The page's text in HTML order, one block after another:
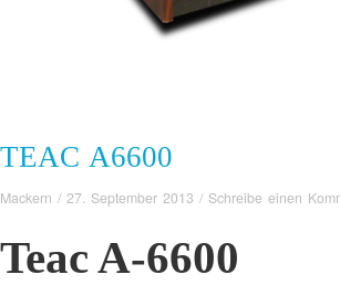
TEAC A6600
Mackern / 27. September 2013 / Schreibe einen
Teac A-6600